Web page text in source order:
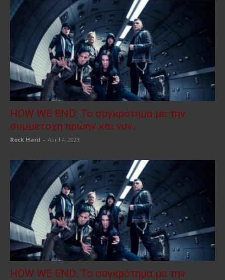
HOW WE END: Το συγκρότημα με την
συμμετοχή πρώην και νυν...
Rock Hard - April 4, 2023
HOW WE END: Το συγκρότημα με την